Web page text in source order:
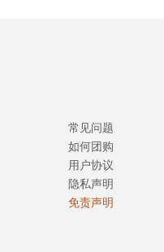
常见问题
如何团购
用户协议
隐私声明
免责声明